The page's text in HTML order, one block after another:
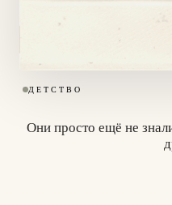
ДЕТСТВО
Они просто ещё не